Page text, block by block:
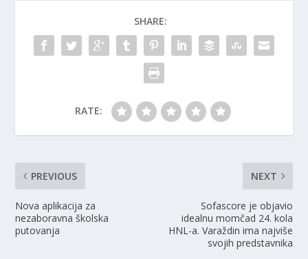
SHARE:
RATE:
PREVIOUS
Nova aplikacija za
nezaboravna školska
putovanja
NEXT
Sofascore je objavio
idealnu momčad 24. kola
HNL-a. Varaždin ima najviše
svojih predstavnika